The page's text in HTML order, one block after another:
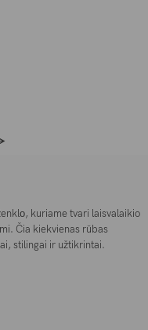
kuriame tvari laisvalaikio
Čia kiekvienas rūbas
stilingai ir užtikrintai.